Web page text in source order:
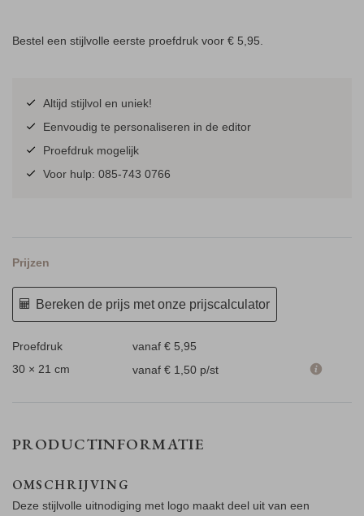
Bestel een stijlvolle eerste proefdruk voor € 5,95.
Altijd stijlvol en uniek!
Eenvoudig te personaliseren in de editor
Proefdruk mogelijk
Voor hulp: 085-743 0766
Prijzen
Bereken de prijs met onze prijscalculator
Proefdruk
vanaf € 5,95
30 × 21 cm
vanaf € 1,50 p/st
PRODUCTINFORMATIE
OMSCHRIJVING
Deze stijlvolle uitnodiging met logo maakt deel uit van een